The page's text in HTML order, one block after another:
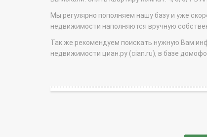
Мы регулярно пополняем нашу базу и уже
недвижимости наполняются вручную
Так же рекомендуем поискать нужную Вам
недвижимости циан.ру (cian.ru), в базе